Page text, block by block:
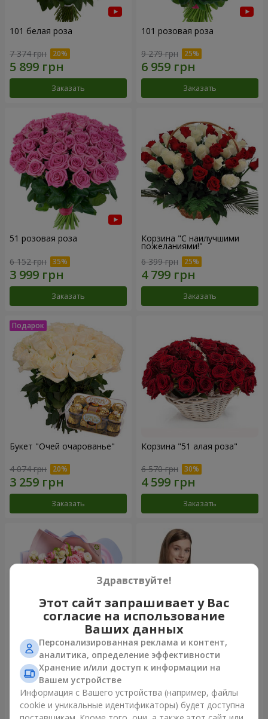
101 белая роза
7 374 грн
Заказать
101 розовая роза
9 279 грн
Заказать
51 розовая роза
6 152 грн
Заказать
Корзина "С наилучшими
пожеланиями!"
6 399 грн
Заказать
Букет "Очей очарованье"
4 074 грн
Заказать
Корзина "51 алая роза"
6 570 грн
Заказать
Букет "Сказка моей жизни"
2 666 грн
Заказать
Корзина "Ангелочек"
Заказать
Здравствуйте!
Этот сайт запрашивает у Вас
согласие на использование
Ваших данных
Персонализированная реклама и контент,
аналитика, определение эффективности
Хранение и/или доступ к информации на
Вашем устройстве
Информация с Вашего устройства (например, файлы
cookie и уникальные идентификаторы) будет доступна